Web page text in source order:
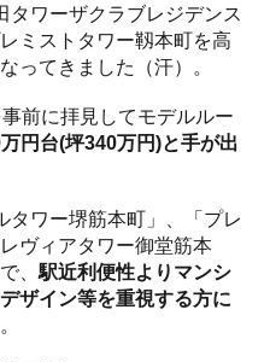
タワーザクラブレジデンス
ミストタワー靱本町を高
ってきました（汗）。
前に拝見してモデルルー
円台(坪340万円)と手が出
タワー堺筋本町」、「プレ
ヴィアタワー御堂筋本
、駅近利便性よりマンシ
ザイン等を重視する方に